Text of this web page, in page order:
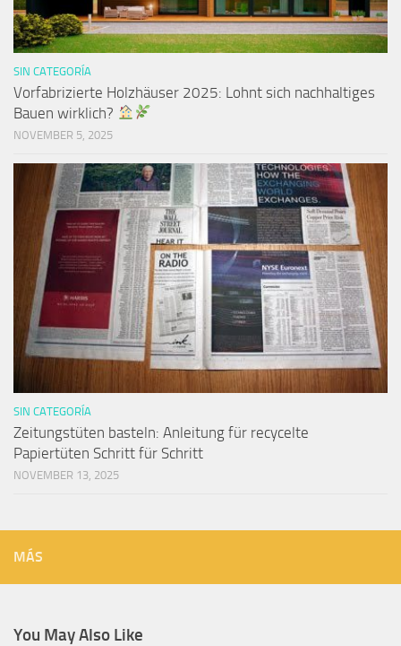
SIN CATEGORÍA
Vorfabrizierte Holzhäuser 2025: Lohnt sich nachhaltiges
Bauen wirklich?
NOVEMBER 5, 2025
SIN CATEGORÍA
Zeitungstüten basteln: Anleitung für recycelte
Papiertüten Schritt für Schritt
NOVEMBER 13, 2025
MÁS
You May Also Like